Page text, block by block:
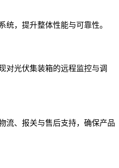
统，提升整体性能与可靠性。
对光伏集装箱的远程监控与调
流、报关与售后支持，确保产品